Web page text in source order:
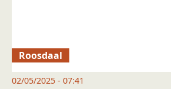
Roosdaal
02/05/2025 - 07:41